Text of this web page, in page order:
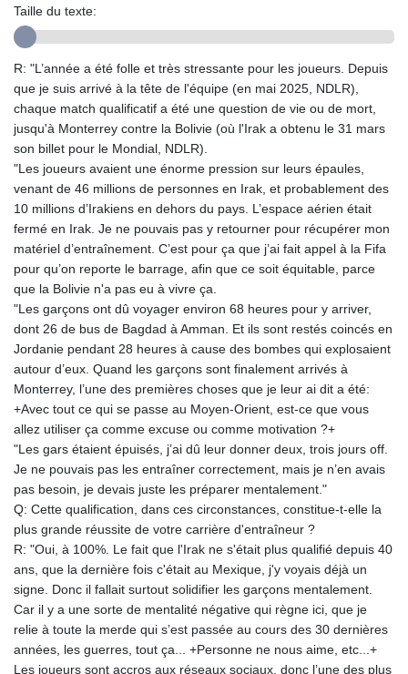
GMD 85.263702
GTQ 8.808015
GYD 241.504196
HKD 9.039024
HNL 30.940078
HRK 7.533599
HTG 150.927975
HUF 365.333043
IDR 20624.533343
ILS 3.472762
IMP 0.856369
INR 109.715086
IQD 1512.239361
IRR
1584113.947438
ISK 142.468329
JEP 0.856369
JMD 182.981857
JOD 0.816908
JPY 182.455111
KES 149.049537
KGS 100.760472
KHR 4683.238048
KMF 491.993323
KRW 1637.219545
KWD 0.356067
KYD 0.96202
KZT 540.94374
LAK 26082.966454
LBP
103373.346556
Taille du texte:
R: "L’année a été folle et très stressante pour les joueurs. Depuis
que je suis arrivé à la tête de l'équipe (en mai 2025, NDLR),
chaque match qualificatif a été une question de vie ou de mort,
jusqu'à Monterrey contre la Bolivie (où l'Irak a obtenu le 31 mars
son billet pour le Mondial, NDLR).
"Les joueurs avaient une énorme pression sur leurs épaules,
venant de 46 millions de personnes en Irak, et probablement des
10 millions d’Irakiens en dehors du pays. L’espace aérien était
fermé en Irak. Je ne pouvais pas y retourner pour récupérer mon
matériel d’entraînement. C’est pour ça que j’ai fait appel à la Fifa
pour qu’on reporte le barrage, afin que ce soit équitable, parce
que la Bolivie n'a pas eu à vivre ça.
"Les garçons ont dû voyager environ 68 heures pour y arriver,
dont 26 de bus de Bagdad à Amman. Et ils sont restés coincés en
Jordanie pendant 28 heures à cause des bombes qui explosaient
autour d’eux. Quand les garçons sont finalement arrivés à
Monterrey, l’une des premières choses que je leur ai dit a été:
+Avec tout ce qui se passe au Moyen-Orient, est-ce que vous
allez utiliser ça comme excuse ou comme motivation ?+
"Les gars étaient épuisés, j’ai dû leur donner deux, trois jours off.
Je ne pouvais pas les entraîner correctement, mais je n’en avais
pas besoin, je devais juste les préparer mentalement."
Q: Cette qualification, dans ces circonstances, constitue-t-elle la
plus grande réussite de votre carrière d'entraîneur ?
R: "Oui, à 100%. Le fait que l'Irak ne s'était plus qualifié depuis 40
ans, que la dernière fois c'était au Mexique, j'y voyais déjà un
signe. Donc il fallait surtout solidifier les garçons mentalement.
Car il y a une sorte de mentalité négative qui règne ici, que je
relie à toute la merde qui s’est passée au cours des 30 dernières
années, les guerres, tout ça... +Personne ne nous aime, etc...+
Les joueurs sont accros aux réseaux sociaux, donc l’une des plus